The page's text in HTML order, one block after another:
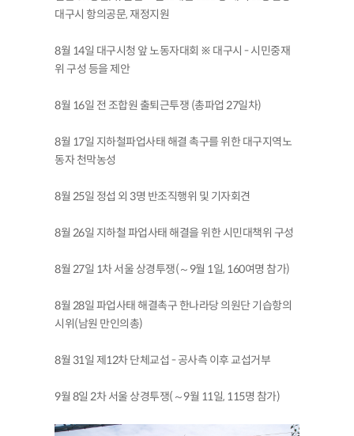
대구시 항의공문, 재정지원
8월 14일 대구시청 앞 노동자대회 ※ 대구시 - 시민중재
위 구성 등을 제안
8월 16일 전 조합원 출퇴근투쟁 (총파업 27일차)
8월 17일 지하철파업사태 해결 촉구를 위한 대구지역노
동자 천막농성
8월 25일 정섭 외 3명 반조직행위 및 기자회견
8월 26일 지하철 파업사태 해결을 위한 시민대책위 구성
8월 27일 1차 서울 상경투쟁(～9월 1일, 160여명 참가)
8월 28일 파업사태 해결촉구 한나라당 의원단 기습항의
시위(남원 만인의총)
8월 31일 제12차 단체교섭 - 공사측 이후 교섭거부
9월 8일 2차 서울 상경투쟁(～9월 11일, 115명 참가)